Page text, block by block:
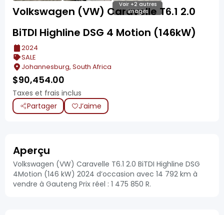
Voir +2 autres
images
Volkswagen (VW) Caravelle T6.1 2.0
BiTDI Highline DSG 4 Motion (146kW)
2024
SALE
Johannesburg, South Africa
$90,454.00
Taxes et frais inclus
Partager
J’aime
Aperçu
Volkswagen (VW) Caravelle T6.1 2.0 BiTDI Highline DSG
4Motion (146 kW) 2024 d’occasion avec 14 792 km à
vendre à Gauteng Prix réel : 1 475 850 R.